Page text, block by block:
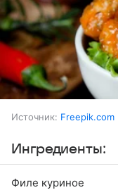
Источник: Freepik.com
Ингредиенты:
Филе куриное